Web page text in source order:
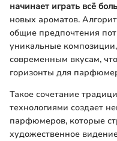
начинает играть всё
новых ароматов.
общие предпочтения
уникальные
современным вкусам,
горизонты для
Такое сочетание
технологиями создает
парфюмеров, которые
художественное